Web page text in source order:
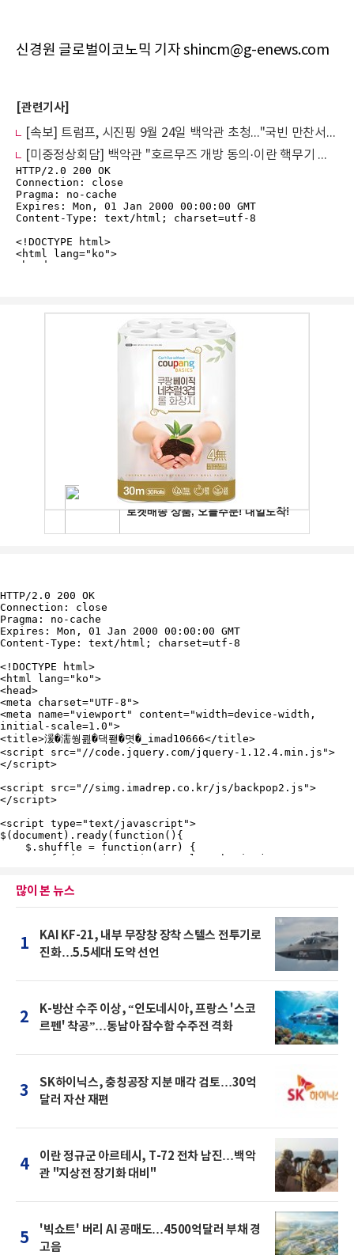
신경원 글로벌이코노믹 기자 shincm@g-enews.com
[관련기사]
[속보] 트럼프, 시진핑 9월 24일 백악관 초청..."국빈 만찬서 상호 방문 합의"
[미중정상회담] 백악관 "호르무즈 개방 동의·이란 핵무기 불허"
많이 본 뉴스
1
KAI KF-21, 내부 무장창 장착 스텔스 전투기로
진화…5.5세대 도약 선언
2
K-방산 수주 이상, “인도네시아, 프랑스 '스코
르펜' 착공”…동남아 잠수함 수주전 격화
3
SK하이닉스, 충칭공장 지분 매각 검토…30억
달러 자산 재편
4
이란 정규군 아르테시, T-72 전차 남진…백악
관 "지상전 장기화 대비"
5
'빅쇼트' 버리 AI 공매도…4500억달러 부채 경
고음